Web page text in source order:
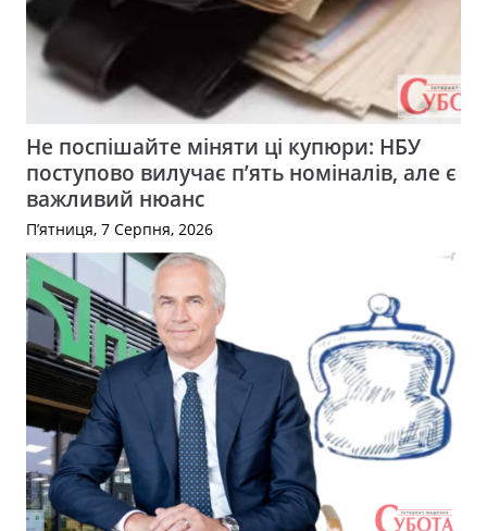
Не поспішайте міняти ці купюри: НБУ
поступово вилучає п’ять номіналів, але є
важливий нюанс
П’ятниця, 7 Серпня, 2026